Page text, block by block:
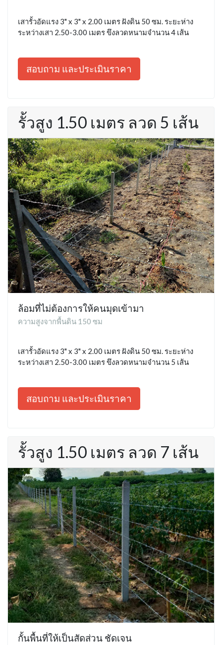
เสารั้วอัดแรง 3" x 3" x 2.00 เมตร ฝังดิน 50 ซม. ระยะห่าง
ระหว่างเสา 2.50-3.00 เมตร ขึงลวดหนามจำนวน 4 เส้น
สอบถาม และประเมินราคา
รั้วสูง 1.50 เมตร ลวด 5 เส้น
ล้อมที่ไม่ต้องการให้คนมุดเข้ามา
ความสูงจากพื้นดิน 150 ซม
เสารั้วอัดแรง 3" x 3" x 2.00 เมตร ฝังดิน 50 ซม. ระยะห่าง
ระหว่างเสา 2.50-3.00 เมตร ขึงลวดหนามจำนวน 5 เส้น
สอบถาม และประเมินราคา
รั้วสูง 1.50 เมตร ลวด 7 เส้น
กั้นพื้นที่ให้เป็นสัดส่วน ชัดเจน